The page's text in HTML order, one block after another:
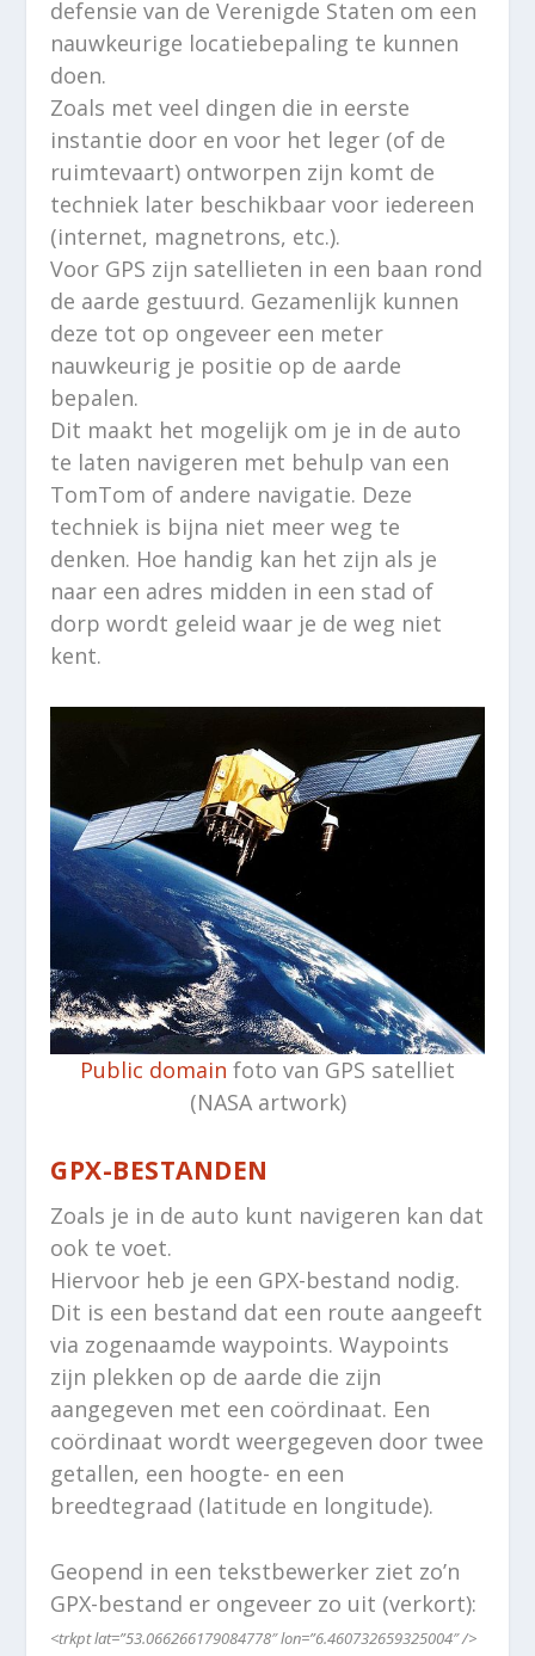
defensie van de Verenigde Staten om een
nauwkeurige locatiebepaling te kunnen
doen.
Zoals met veel dingen die in eerste
instantie door en voor het leger (of de
ruimtevaart) ontworpen zijn komt de
techniek later beschikbaar voor iedereen
(internet, magnetrons, etc.).
Voor GPS zijn satellieten in een baan rond
de aarde gestuurd. Gezamenlijk kunnen
deze tot op ongeveer een meter
nauwkeurig je positie op de aarde
bepalen.
Dit maakt het mogelijk om je in de auto
te laten navigeren met behulp van een
TomTom of andere navigatie. Deze
techniek is bijna niet meer weg te
denken. Hoe handig kan het zijn als je
naar een adres midden in een stad of
dorp wordt geleid waar je de weg niet
kent.
Public domain foto van GPS satelliet
(NASA artwork)
GPX-BESTANDEN
Zoals je in de auto kunt navigeren kan dat
ook te voet.
Hiervoor heb je een GPX-bestand nodig.
Dit is een bestand dat een route aangeeft
via zogenaamde waypoints. Waypoints
zijn plekken op de aarde die zijn
aangegeven met een coördinaat. Een
coördinaat wordt weergegeven door twee
getallen, een hoogte- en een
breedtegraad (latitude en longitude).
Geopend in een tekstbewerker ziet zo’n
GPX-bestand er ongeveer zo uit (verkort):
<trkpt lat=”53.066266179084778″ lon=”6.460732659325004″ />